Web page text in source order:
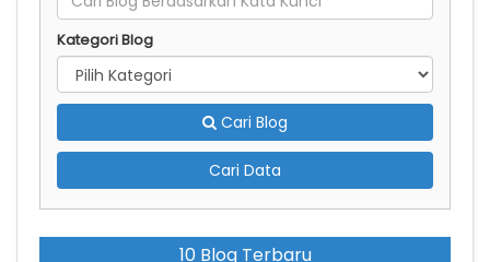
Kategori Blog
Cari Blog
Cari Data
10 Blog Terbaru